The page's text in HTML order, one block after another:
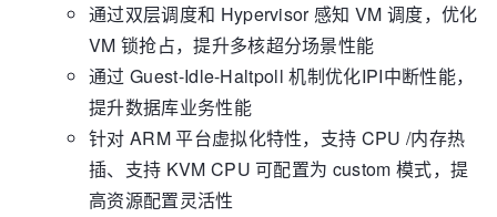
通过双层调度和 Hypervisor 感知 VM 调度，优化
VM 锁抢占，提升多核超分场景性能
通过 Guest-Idle-Haltpoll 机制优化IPI中断性能，
提升数据库业务性能
针对 ARM 平台虚拟化特性，支持 CPU /内存热
插、支持 KVM CPU 可配置为 custom 模式，提
高资源配置灵活性